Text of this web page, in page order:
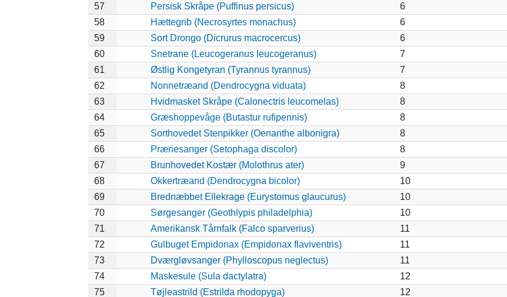
57
Persisk Skråpe (Puffinus persicus)
6
58
Hættegrib (Necrosyrtes monachus)
6
59
Sort Drongo (Dicrurus macrocercus)
6
60
Snetrane (Leucogeranus leucogeranus)
7
61
Østlig Kongetyran (Tyrannus tyrannus)
7
62
Nonnetræand (Dendrocygna viduata)
8
63
Hvidmasket Skråpe (Calonectris leucomelas)
8
64
Græshoppevåge (Butastur rufipennis)
8
65
Sorthovedet Stenpikker (Oenanthe albonigra)
8
66
Præriesanger (Setophaga discolor)
8
67
Brunhovedet Kostær (Molothrus ater)
9
68
Okkertræand (Dendrocygna bicolor)
10
69
Brednæbbet Ellekrage (Eurystomus glaucurus)
10
70
Sørgesanger (Geothlypis philadelphia)
10
71
Amerikansk Tårnfalk (Falco sparverius)
11
72
Gulbuget Empidonax (Empidonax flaviventris)
11
73
Dværgløvsanger (Phylloscopus neglectus)
11
74
Maskesule (Sula dactylatra)
12
75
Tøjleastrild (Estrilda rhodopyga)
12